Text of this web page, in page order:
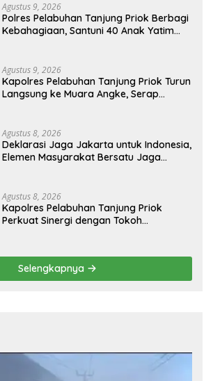
Agustus 9, 2026
Polres Pelabuhan Tanjung Priok Berbagi
Kebahagiaan, Santuni 40 Anak Yatim
Agustus 9, 2026
Kapolres Pelabuhan Tanjung Priok Turun
Langsung ke Muara Angke, Serap
Agustus 8, 2026
Deklarasi Jaga Jakarta untuk Indonesia,
Elemen Masyarakat Bersatu Jaga
Agustus 8, 2026
Kapolres Pelabuhan Tanjung Priok
Perkuat Sinergi dengan Tokoh
Selengkapnya